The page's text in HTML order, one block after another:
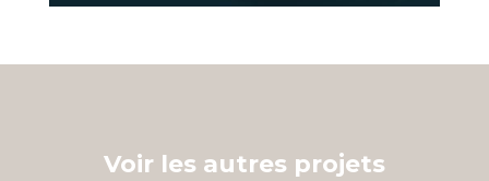
Voir les autres projets